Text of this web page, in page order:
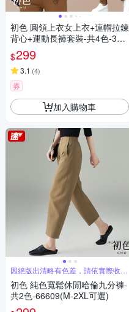
初色 圓領上衣女上衣+連帽拉鍊
背心+運動長褲套裝-共4色-396
56(M-4XL可選)
$299
3.1 (4)
券
加入購物車
因絕版出清略有色差，請依實際收到
商品為主
初色 純色寬鬆休閒哈倫九分褲-
共2色-66609(M-2XL可選)